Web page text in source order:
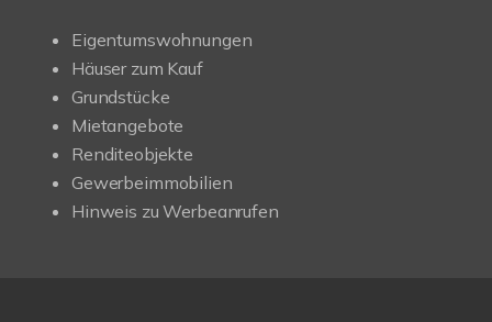
Eigentumswohnungen
Häuser zum Kauf
Grundstücke
Mietangebote
Renditeobjekte
Gewerbeimmobilien
Hinweis zu Werbeanrufen